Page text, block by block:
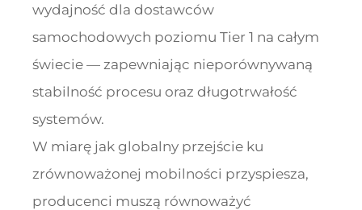
wydajność dla dostawców
samochodowych poziomu Tier 1 na całym
świecie — zapewniając nieporównywaną
stabilność procesu oraz długotrwałość
systemów.
W miarę jak globalny przejście ku
zrównoważonej mobilności przyspiesza,
producenci muszą równoważyć